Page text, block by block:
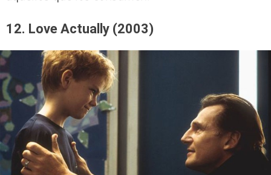
12. Love Actually (2003)